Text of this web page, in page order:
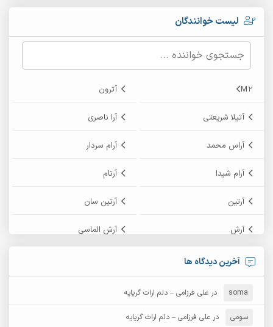
لیست خوانندگان
M2 آترون
آتیلا شریعتی آرا ناصری
آراس محمد آرام سردار
آرام شیدا آرتام
آرتین آرتین سان
آرش آرش الماسی
آرش امامی
آرش عثمان
آخرین دیدگاه ها
soma در علی فرزامی – دلم ارات گریایه
سومی در علی فرزامی – دلم ارات گریایه